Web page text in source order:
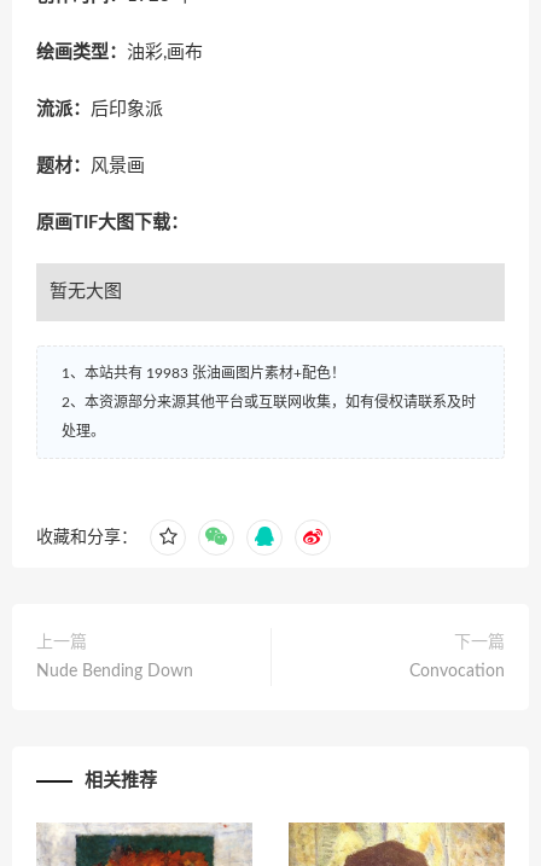
绘画类型： 油彩,画布
流派： 后印象派
题材： 风景画
原画TIF大图下载：
暂无大图
1、本站共有 19983 张油画图片素材+配色！
2、本资源部分来源其他平台或互联网收集，如有侵权请联系及时
处理。
收藏和分享：
上一篇
Nude Bending Down
下一篇
Convocation
相关推荐